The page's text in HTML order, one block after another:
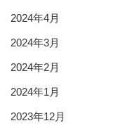
2024年4月
2024年3月
2024年2月
2024年1月
2023年12月